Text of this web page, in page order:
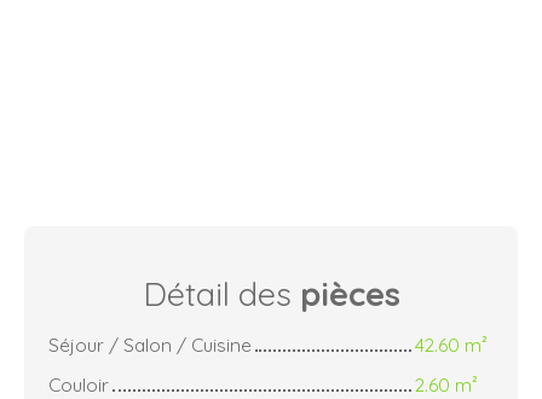
Détail des pièces
Séjour / Salon / Cuisine
42.60 m²
Couloir
2.60 m²